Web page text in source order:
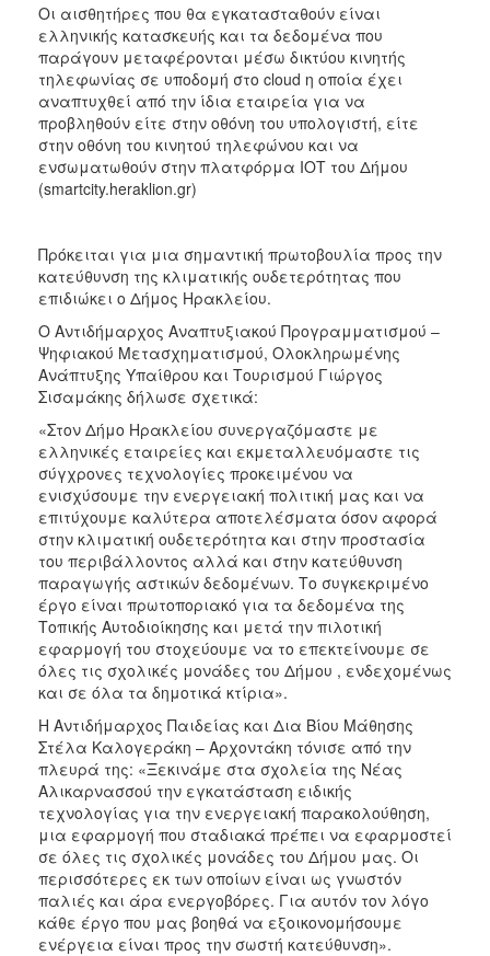
Oι αισθητήρες που θα εγκατασταθούν είναι
ελληνικής κατασκευής και τα δεδομένα που
παράγουν μεταφέρονται μέσω δικτύου κινητής
τηλεφωνίας σε υποδομή στο cloud η οποία έχει
αναπτυχθεί από την ίδια εταιρεία για να
προβληθούν είτε στην οθόνη του υπολογιστή, είτε
στην οθόνη του κινητού τηλεφώνου και να
ενσωματωθούν στην πλατφόρμα ΙΟΤ του Δήμου
(smartcity.heraklion.gr)
Πρόκειται για μια σημαντική πρωτοβουλία προς την
κατεύθυνση της κλιματικής ουδετερότητας που
επιδιώκει ο Δήμος Ηρακλείου.
O Αντιδήμαρχος Αναπτυξιακού Προγραμματισμού –
Ψηφιακού Μετασχηματισμού, Ολοκληρωμένης
Ανάπτυξης Υπαίθρου και Τουρισμού Γιώργος
Σισαμάκης δήλωσε σχετικά:
«Στον Δήμο Ηρακλείου συνεργαζόμαστε με
ελληνικές εταιρείες και εκμεταλλευόμαστε τις
σύγχρονες τεχνολογίες προκειμένου να
ενισχύσουμε την ενεργειακή πολιτική μας και να
επιτύχουμε καλύτερα αποτελέσματα όσον αφορά
στην κλιματική ουδετερότητα και στην προστασία
του περιβάλλοντος αλλά και στην κατεύθυνση
παραγωγής αστικών δεδομένων. Το συγκεκριμένο
έργο είναι πρωτοποριακό για τα δεδομένα της
Τοπικής Αυτοδιοίκησης και μετά την πιλοτική
εφαρμογή του στοχεύουμε να το επεκτείνουμε σε
όλες τις σχολικές μονάδες του Δήμου , ενδεχομένως
και σε όλα τα δημοτικά κτίρια».
Η Αντιδήμαρχος Παιδείας και Δια Βίου Μάθησης
Στέλα Καλογεράκη – Αρχοντάκη τόνισε από την
πλευρά της: «Ξεκινάμε στα σχολεία της Νέας
Αλικαρνασσού την εγκατάσταση ειδικής
τεχνολογίας για την ενεργειακή παρακολούθηση,
μια εφαρμογή που σταδιακά πρέπει να εφαρμοστεί
σε όλες τις σχολικές μονάδες του Δήμου μας. Οι
περισσότερες εκ των οποίων είναι ως γνωστόν
παλιές και άρα ενεργοβόρες. Για αυτόν τον λόγο
κάθε έργο που μας βοηθά να εξοικονομήσουμε
ενέργεια είναι προς την σωστή κατεύθυνση».